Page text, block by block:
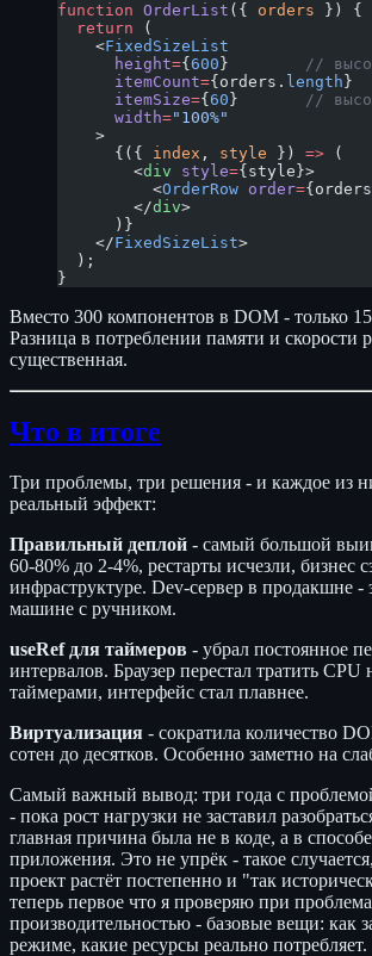
function OrderList ({ orders }) {
  return
(
    <
FixedSizeList
      height
={ 600 }
//
      itemCount
={orders. length }
      itemSize
={ 60 }
//
      width
="100%"
    >
      {({
index , style }) => (
        <
div style={style}>
          <
OrderRow order=
        </
div>
      )}
    </
FixedSizeList>
  );
}
Вместо 300 компонентов в DOM - только
Разница в потреблении памяти и скорости
существенная.
Что в итоге
Три проблемы, три решения - и каждое из
реальный эффект:
Правильный деплой - самый большой
60-80% до 2-4%, рестарты исчезли, бизнес
инфраструктуре. Dev-сервер в продакшне -
машине с ручником.
useRef для таймеров - убрал постоянное
интервалов. Браузер перестал тратить CPU
таймерами, интерфейс стал плавнее.
Виртуализация - сократила количество
сотен до десятков. Особенно заметно на
Самый важный вывод: три года с
- пока рост нагрузки не заставил
главная причина была не в коде, а в
приложения. Это не упрёк - такое
проект растёт постепенно и "так
теперь первое что я проверяю при
производительностью - базовые вещи: как
режиме, какие ресурсы реально потребляет.